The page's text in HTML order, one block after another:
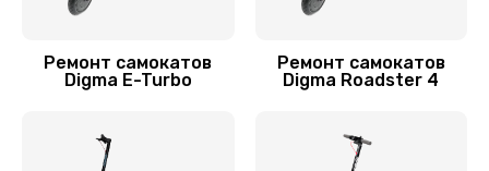
Замена амортизаторов
Заказать
Ремонт самокатов
Digma E-Turbo
Ремонт самокатов
Digma Roadster 4